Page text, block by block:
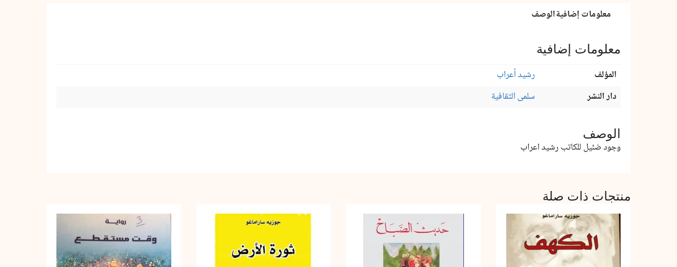
معلومات إضافيةالوصف
معلومات إضافية
المؤلف
رشيد أعراب
دار النشر
سلمى الثقافية
الوصف
وجود ضئيل للكاتب رشيد اعراب
منتجات ذات صلة